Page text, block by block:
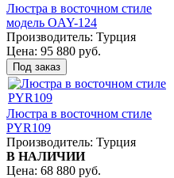
Люстра в восточном стиле
модель OAY-124
Производитель: Турция
Цена: 95 880 руб.
Люстра в восточном стиле
PYR109
Производитель: Турция
В НАЛИЧИИ
Цена: 68 880 руб.